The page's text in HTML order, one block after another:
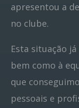
apresentou a
no clube.
Esta situação
bem como à
que
pessoais e